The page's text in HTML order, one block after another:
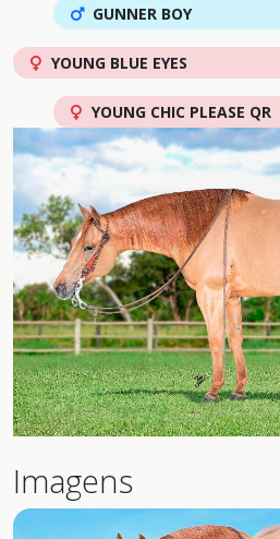
GUNNER BOY
YOUNG BLUE EYES
YOUNG CHIC PLEASE QR
Imagens